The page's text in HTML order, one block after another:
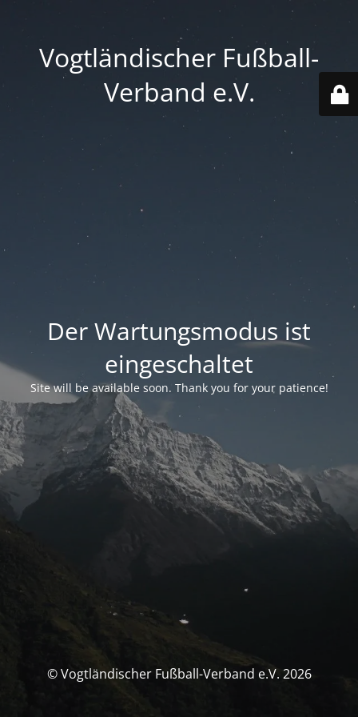
Vogtländischer Fußball-
Verband e.V.
Der Wartungsmodus ist
eingeschaltet
Site will be available soon. Thank you for your patience!
© Vogtländischer Fußball-Verband e.V. 2026